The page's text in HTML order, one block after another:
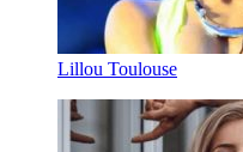
Lillou Toulouse